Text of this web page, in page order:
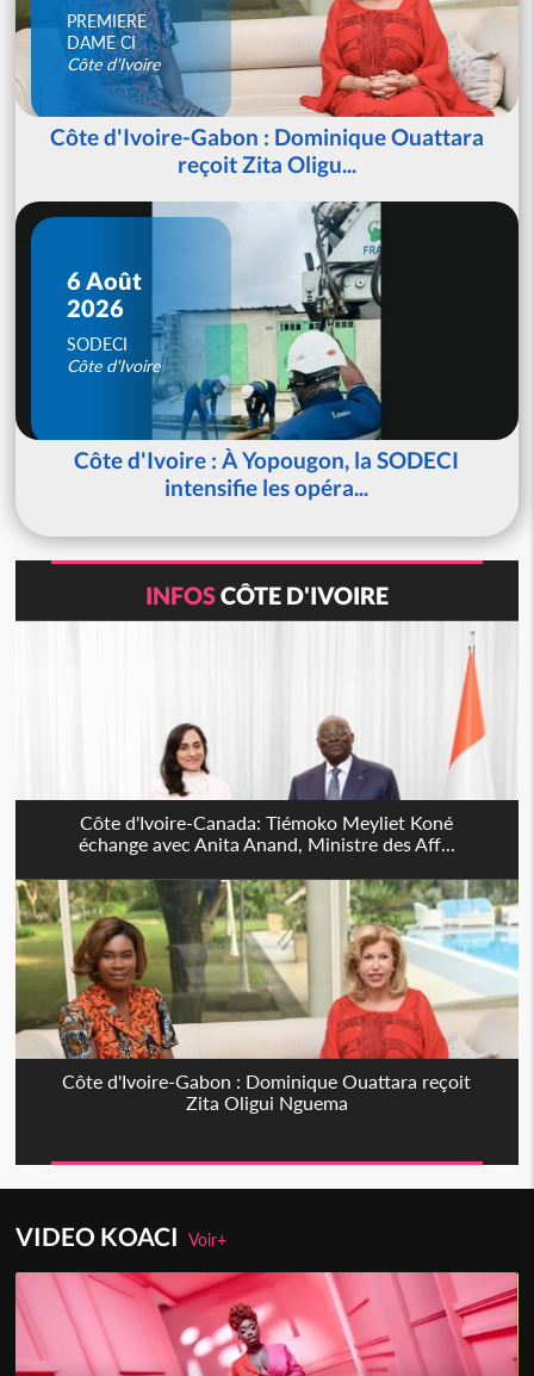
PREMIERE
DAME CI
Côte d'Ivoire
Côte d'Ivoire-Gabon : Dominique Ouattara
reçoit Zita Oligu...
6 Août
2026
SODECI
Côte d'Ivoire
Côte d'Ivoire : À Yopougon, la SODECI
intensifie les opéra...
INFOSCÔTE D'IVOIRE
Côte d'Ivoire-Canada: Tiémoko Meyliet Koné
échange avec Anita Anand, Ministre des Aff...
Côte d'Ivoire-Gabon : Dominique Ouattara reçoit
Zita Oligui Nguema
VIDEO KOACIVoir+